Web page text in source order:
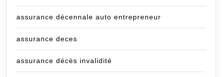
assurance décennale auto entrepreneur
assurance deces
assurance décès invalidité